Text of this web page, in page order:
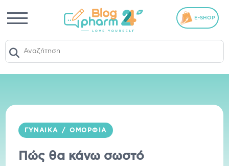
E-SHOP
ΓΥΝΑΊΚΑ / ΟΜΟΡΦΙΆ
Πώς θα κάνω σωστό